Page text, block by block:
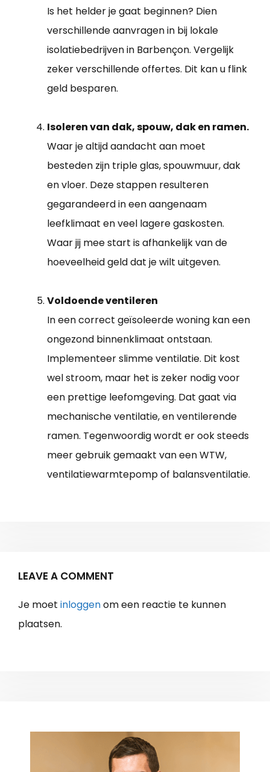
Is het helder je gaat beginnen? Dien
verschillende aanvragen in bij lokale
isolatiebedrijven in Barbençon. Vergelijk
zeker verschillende offertes. Dit kan u flink
geld besparen.
Isoleren van dak, spouw, dak en ramen.
Waar je altijd aandacht aan moet
besteden zijn triple glas, spouwmuur, dak
en vloer. Deze stappen resulteren
gegarandeerd in een aangenaam
leefklimaat en veel lagere gaskosten.
Waar jij mee start is afhankelijk van de
hoeveelheid geld dat je wilt uitgeven.
Voldoende ventileren
In een correct geïsoleerde woning kan een
ongezond binnenklimaat ontstaan.
Implementeer slimme ventilatie. Dit kost
wel stroom, maar het is zeker nodig voor
een prettige leefomgeving. Dat gaat via
mechanische ventilatie, en ventilerende
ramen. Tegenwoordig wordt er ook steeds
meer gebruik gemaakt van een WTW,
ventilatiewarmtepomp of balansventilatie.
LEAVE A COMMENT
Je moet inloggenom een reactie te kunnen
plaatsen.